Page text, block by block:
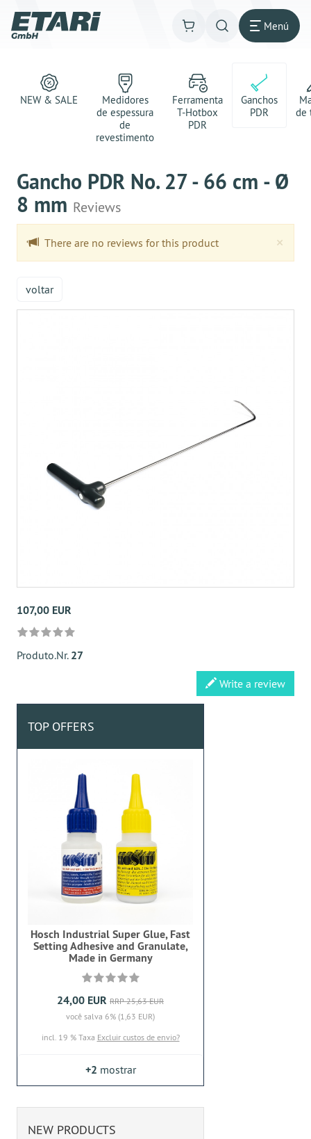
Menú
NEW & SALE
Medidores
de espessura
de
revestimento
Ferramenta
T-Hotbox
PDR
Ganchos
PDR
de
Gancho PDR No. 27 - 66 cm - Ø
8 mm Reviews
×
There are no reviews for this product
voltar
107,00 EUR
Produto.Nr. 27
Write a review
TOP OFFERS
Hosch Industrial Super Glue, Fast
Setting Adhesive and Granulate,
Made in Germany
24,00 EUR RRP 25,63 EUR
você salva 6% (1,63 EUR)
incl. 19 % Taxa Excluir custos de envio?
+2 mostrar
NEW PRODUCTS